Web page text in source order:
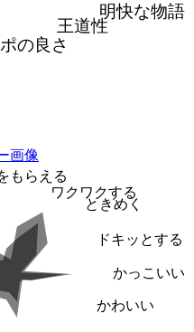
明快な物語
王道性
の良さ
もらえる
ワクワクする
ときめく
ドキッとする
かっこいい
かわいい